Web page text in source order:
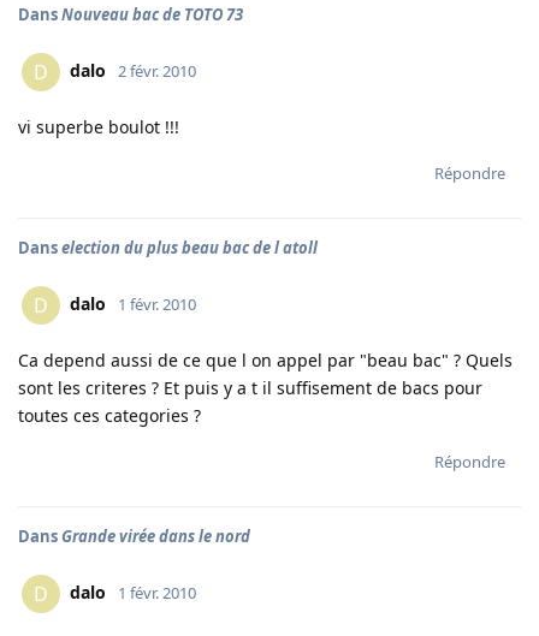
DansNouveau bac de TOTO 73
D dalo 2 févr. 2010
vi superbe boulot !!!
Répondre
Danselection du plus beau bac de l atoll
D dalo 1 févr. 2010
Ca depend aussi de ce que l on appel par "beau bac" ? Quels
sont les criteres ? Et puis y a t il suffisement de bacs pour
toutes ces categories ?
Répondre
DansGrande virée dans le nord
D dalo 1 févr. 2010